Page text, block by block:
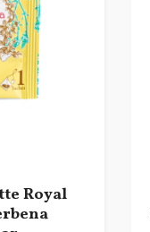
Royal